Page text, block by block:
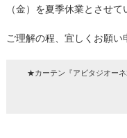
（金）を夏季休業とさせて
ご理解の程、宜しくお願い
★カーテン『アビタジオー